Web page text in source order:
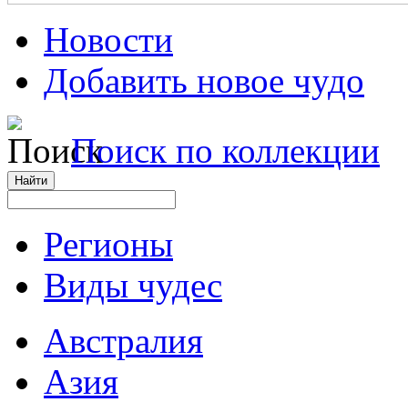
Новости
Добавить новое чудо
Поиск по коллекции
Регионы
Виды чудес
Австралия
Азия